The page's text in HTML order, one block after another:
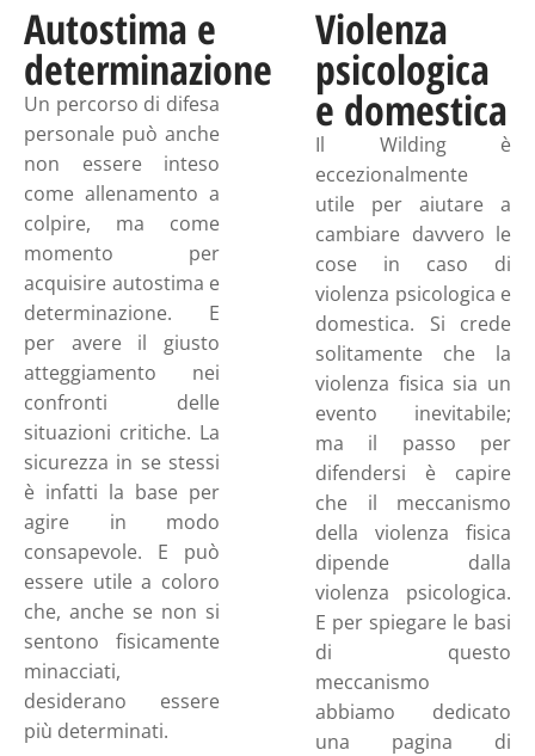
Autostima e
determinazione
Un percorso di difesa
personale può anche
non essere inteso
come allenamento a
colpire, ma come
momento per
acquisire autostima e
determinazione. E
per avere il giusto
atteggiamento nei
confronti delle
situazioni critiche. La
sicurezza in se stessi
è infatti la base per
agire in modo
consapevole. E può
essere utile a coloro
che, anche se non si
sentono fisicamente
minacciati,
desiderano essere
più determinati.
Violenza
psicologica
e domestica
Il Wilding è
eccezionalmente
utile per aiutare a
cambiare davvero le
cose in caso di
violenza psicologica e
domestica. Si crede
solitamente che la
violenza fisica sia un
evento inevitabile;
ma il passo per
difendersi è capire
che il meccanismo
della violenza fisica
dipende dalla
violenza psicologica.
E per spiegare le basi
di questo
meccanismo
abbiamo dedicato
una pagina di